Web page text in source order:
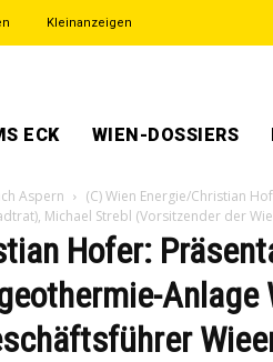
Kleinanzeigen
ECK WIEN-DOSSIERS
Aspern
(C) Wien Energie/Christian
Michael Strebl (Vorsitzender der
Hofer:
Anlage